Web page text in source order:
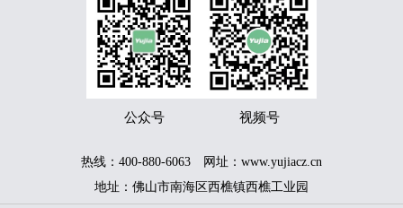
400-889-6680
公众号 视频号
热线：400-880-6063 网址：www.yujiacz.cn
地址：佛山市南海区西樵镇西樵工业园